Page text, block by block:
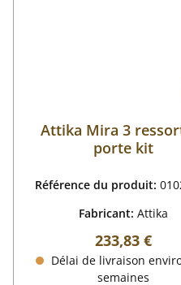
Attika Mira 3
porte kit
Référence du produit:
Fabricant: Attika
Prix régulier :
233,83 €
Délai de livraison
semaines